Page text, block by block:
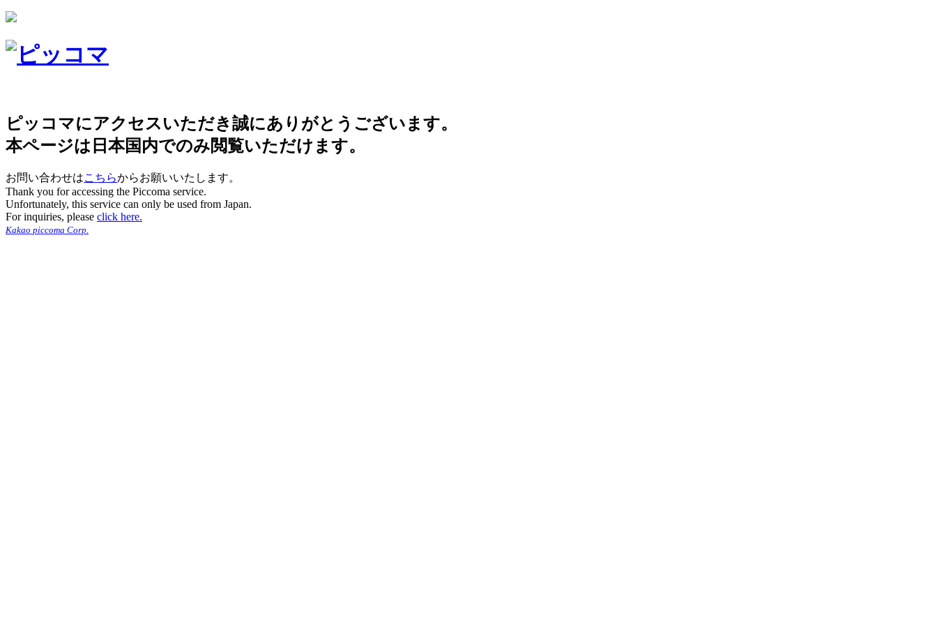
ピッコマにアクセスいただき誠にありがとうございます。
本ページは日本国内でのみ閲覧いただけます。
お問い合わせはこちらからお願いいたします。
Thank you for accessing the Piccoma service.
Unfortunately, this service can only be used from Japan.
For inquiries, please click here.
Kakao piccoma Corp.